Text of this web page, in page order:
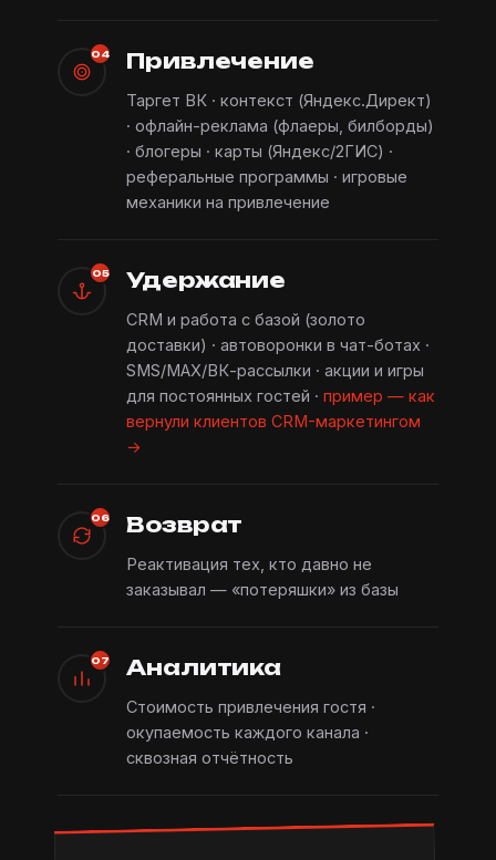
04 Привлечение
Таргет ВК · контекст (Яндекс.Директ)
· офлайн-реклама (флаеры, билборды)
· блогеры · карты (Яндекс/2ГИС) ·
реферальные программы · игровые
механики на привлечение
05 Удержание
CRM и работа с базой (золото
доставки) · автоворонки в чат-ботах ·
SMS/MAX/ВК-рассылки · акции и игры
для постоянных гостей · пример — как
вернули клиентов CRM-маркетингом
→
06 Возврат
Реактивация тех, кто давно не
заказывал — «потеряшки» из базы
07 Аналитика
Стоимость привлечения гостя ·
окупаемость каждого канала ·
сквозная отчётность